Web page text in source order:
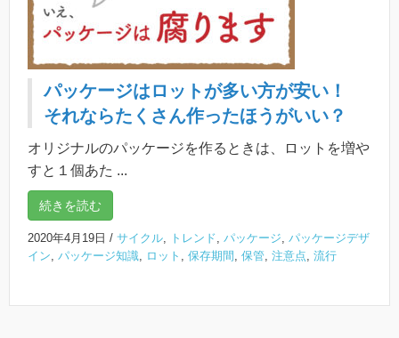
パッケージはロットが多い方が安い！
それならたくさん作ったほうがいい？
オリジナルのパッケージを作るときは、ロットを増や
すと１個あた ...
続きを読む
2020年4月19日 / サイクル, トレンド, パッケージ, パッケージデザ
イン, パッケージ知識, ロット , 保存期間 , 保管, 注意点, 流行